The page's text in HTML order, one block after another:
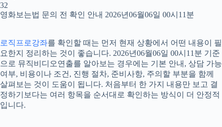
32
영화보는법 문의 전 확인 안내 2026년06월06일 00시11분
로직프로강좌를 확인할 때는 먼저 현재 상황에서 어떤 내용이 필
요한지 정리하는 것이 좋습니다. 2026년06월06일 00시11분 기준
으로 뮤직비디오연출를 알아보는 경우에는 기본 안내, 상담 가능
여부, 비용이나 조건, 진행 절차, 준비사항, 주의할 부분을 함께
살펴보는 것이 도움이 됩니다. 처음부터 한 가지 내용만 보고 결
정하기보다는 여러 항목을 순서대로 확인하는 방식이 더 안정적
입니다.